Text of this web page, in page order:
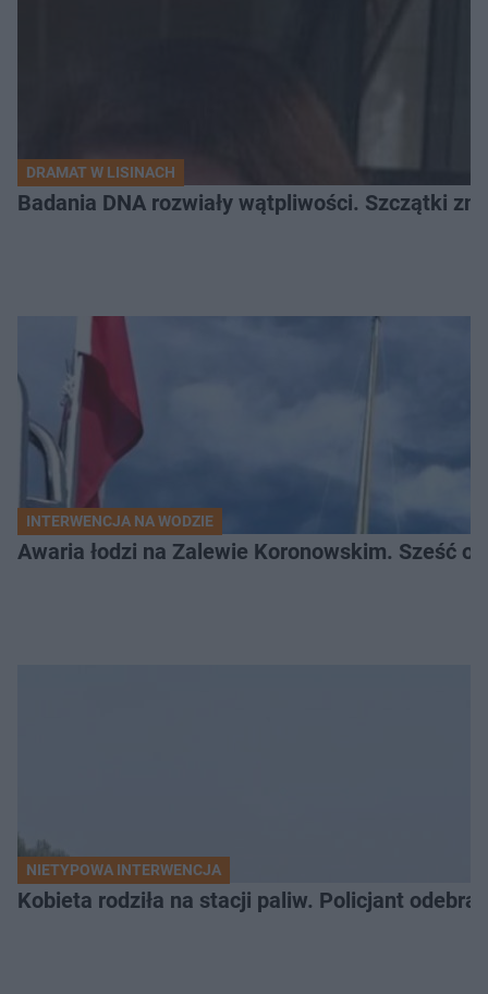
DRAMAT W LISINACH
Badania DNA rozwiały wątpliwości. Szczątki
INTERWENCJA NA WODZIE
Awaria łodzi na Zalewie Koronowskim. Sześć
NIETYPOWA INTERWENCJA
Kobieta rodziła na stacji paliw. Policjant